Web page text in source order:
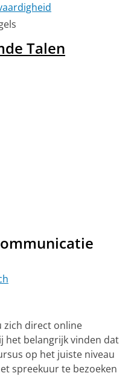
Talen
zich direct online
het belangrijk vinden dat
op het juiste niveau
spreekuur te bezoeken